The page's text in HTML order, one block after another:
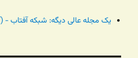
یک مجله عالی دیگه: شبکه آفتاب -